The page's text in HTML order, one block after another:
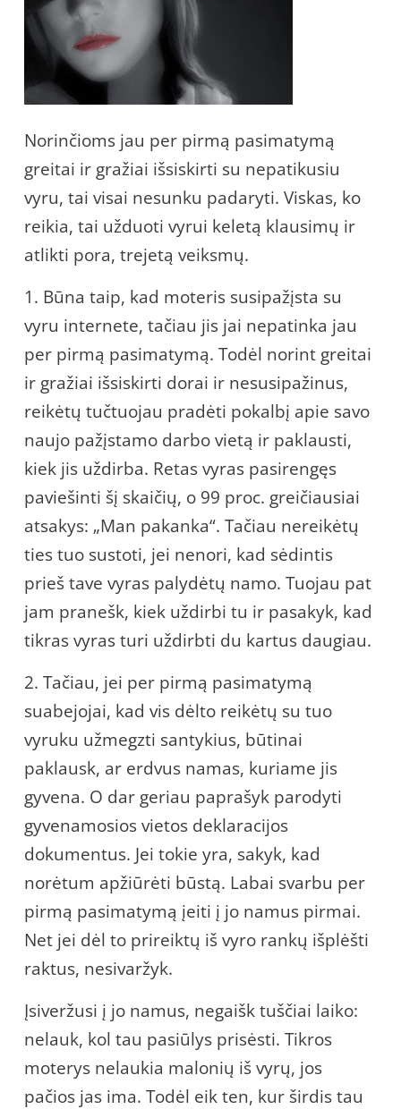
Norinčioms jau per pirmą pasimatymą
greitai ir gražiai išsiskirti su nepatikusiu
vyru, tai visai nesunku padaryti. Viskas, ko
reikia, tai užduoti vyrui keletą klausimų ir
atlikti pora, trejetą veiksmų.
1. Būna taip, kad moteris susipažįsta su
vyru internete, tačiau jis jai nepatinka jau
per pirmą pasimatymą. Todėl norint greitai
ir gražiai išsiskirti dorai ir nesusipažinus,
reikėtų tučtuojau pradėti pokalbį apie savo
naujo pažįstamo darbo vietą ir paklausti,
kiek jis uždirba. Retas vyras pasirengęs
paviešinti šį skaičių, o 99 proc. greičiausiai
atsakys: „Man pakanka“. Tačiau nereikėtų
ties tuo sustoti, jei nenori, kad sėdintis
prieš tave vyras palydėtų namo. Tuojau pat
jam pranešk, kiek uždirbi tu ir pasakyk, kad
tikras vyras turi uždirbti du kartus daugiau.
2. Tačiau, jei per pirmą pasimatymą
suabejojai, kad vis dėlto reikėtų su tuo
vyruku užmegzti santykius, būtinai
paklausk, ar erdvus namas, kuriame jis
gyvena. O dar geriau paprašyk parodyti
gyvenamosios vietos deklaracijos
dokumentus. Jei tokie yra, sakyk, kad
norėtum apžiūrėti būstą. Labai svarbu per
pirmą pasimatymą įeiti į jo namus pirmai.
Net jei dėl to prireiktų iš vyro rankų išplėšti
raktus, nesivaržyk.
Įsiveržusi į jo namus, negaišk tuščiai laiko:
nelauk, kol tau pasiūlys prisėsti. Tikros
moterys nelaukia malonių iš vyrų, jos
pačios jas ima. Todėl eik ten, kur širdis tau